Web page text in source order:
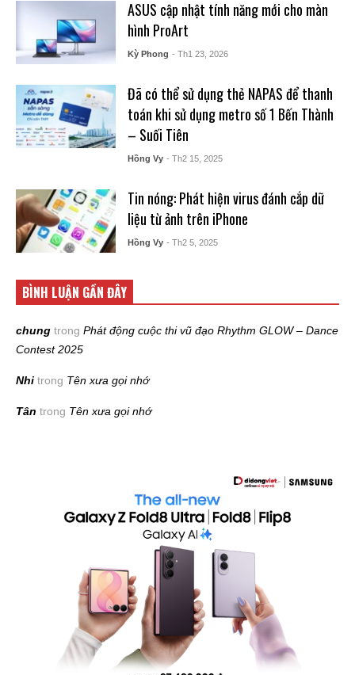
ASUS cập nhật tính năng mới cho màn
hình ProArt
Kỳ Phong - Th1 23, 2026
Đã có thể sử dụng thẻ NAPAS để thanh
toán khi sử dụng metro số 1 Bến Thành
– Suối Tiên
Hồng Vy - Th2 15, 2025
Tin nóng: Phát hiện virus đánh cắp dữ
liệu từ ảnh trên iPhone
Hồng Vy - Th2 5, 2025
BÌNH LUẬN GẦN ĐÂY
chung trong Phát động cuộc thi vũ đạo Rhythm GLOW – Dance
Contest 2025
Nhi trong Tên xưa gọi nhớ
Tân trong Tên xưa gọi nhớ